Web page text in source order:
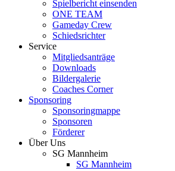
Spielbericht einsenden
ONE TEAM
Gameday Crew
Schiedsrichter
Service
Mitgliedsanträge
Downloads
Bildergalerie
Coaches Corner
Sponsoring
Sponsoringmappe
Sponsoren
Förderer
Über Uns
SG Mannheim
SG Mannheim